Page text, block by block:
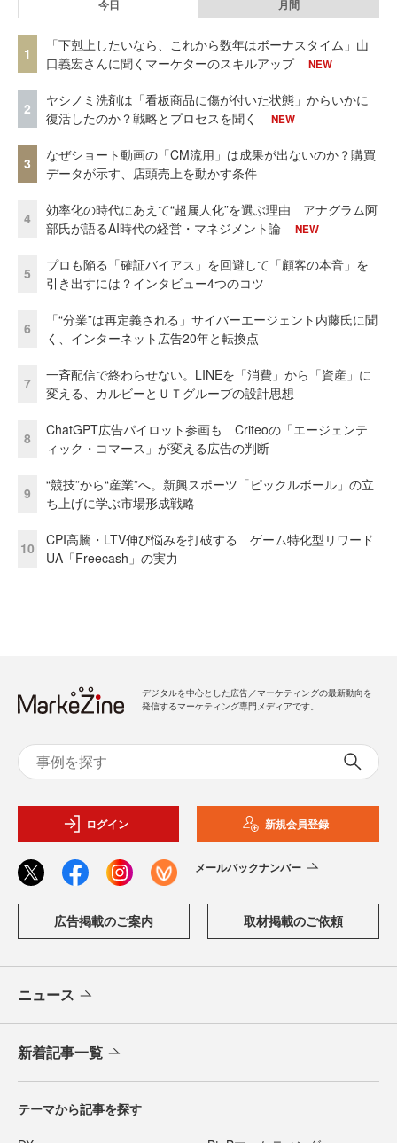
今日 月間
1
「下剋上したいなら、これから数年はボーナスタイム」山
口義宏さんに聞くマーケターのスキルアップ
NEW
2
ヤシノミ洗剤は「看板商品に傷が付いた状態」からいかに
復活したのか？戦略とプロセスを聞く
NEW
3
なぜショート動画の「CM流用」は成果が出ないのか？購買
データが示す、店頭売上を動かす条件
4
効率化の時代にあえて“超属人化”を選ぶ理由 アナグラム阿
部氏が語るAI時代の経営・マネジメント論
NEW
5
プロも陥る「確証バイアス」を回避して「顧客の本音」を
引き出すには？インタビュー4つのコツ
6
「“分業”は再定義される」サイバーエージェント内藤氏に聞
く、インターネット広告20年と転換点
7
一斉配信で終わらせない。LINEを「消費」から「資産」に
変える、カルビーとＵＴグループの設計思想
8
ChatGPT広告パイロット参画も Criteoの「エージェンテ
ィック・コマース」が変える広告の判断
9
“競技”から“産業”へ。新興スポーツ「ピックルボール」の立
ち上げに学ぶ市場形成戦略
10
CPI高騰・LTV伸び悩みを打破する ゲーム特化型リワード
UA「Freecash」の実力
デジタルを中心とした広告／マーケティングの最新動向を
発信するマーケティング専門メディアです。
ログイン 新規会員登録
メールバックナンバー
広告掲載のご案内 取材掲載のご依頼
ニュース
新着記事一覧
テーマから記事を探す